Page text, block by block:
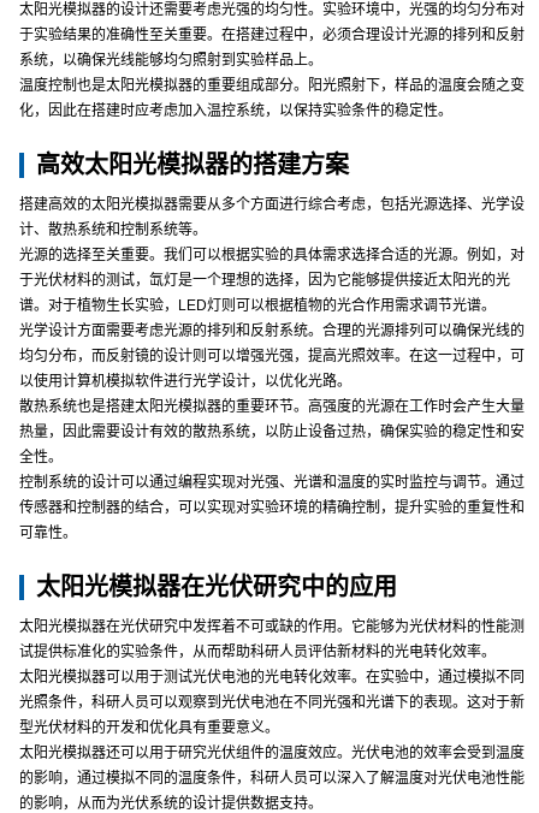
太阳光模拟器的设计还需要考虑光强的均匀性。实验环境中，光强的均匀分布对
于实验结果的准确性至关重要。在搭建过程中，必须合理设计光源的排列和反射
系统，以确保光线能够均匀照射到实验样品上。
温度控制也是太阳光模拟器的重要组成部分。阳光照射下，样品的温度会随之变
化，因此在搭建时应考虑加入温控系统，以保持实验条件的稳定性。
高效太阳光模拟器的搭建方案
搭建高效的太阳光模拟器需要从多个方面进行综合考虑，包括光源选择、光学设
计、散热系统和控制系统等。
光源的选择至关重要。我们可以根据实验的具体需求选择合适的光源。例如，对
于光伏材料的测试，氙灯是一个理想的选择，因为它能够提供接近太阳光的光
谱。对于植物生长实验，LED灯则可以根据植物的光合作用需求调节光谱。
光学设计方面需要考虑光源的排列和反射系统。合理的光源排列可以确保光线的
均匀分布，而反射镜的设计则可以增强光强，提高光照效率。在这一过程中，可
以使用计算机模拟软件进行光学设计，以优化光路。
散热系统也是搭建太阳光模拟器的重要环节。高强度的光源在工作时会产生大量
热量，因此需要设计有效的散热系统，以防止设备过热，确保实验的稳定性和安
全性。
控制系统的设计可以通过编程实现对光强、光谱和温度的实时监控与调节。通过
传感器和控制器的结合，可以实现对实验环境的精确控制，提升实验的重复性和
可靠性。
太阳光模拟器在光伏研究中的应用
太阳光模拟器在光伏研究中发挥着不可或缺的作用。它能够为光伏材料的性能测
试提供标准化的实验条件，从而帮助科研人员评估新材料的光电转化效率。
太阳光模拟器可以用于测试光伏电池的光电转化效率。在实验中，通过模拟不同
光照条件，科研人员可以观察到光伏电池在不同光强和光谱下的表现。这对于新
型光伏材料的开发和优化具有重要意义。
太阳光模拟器还可以用于研究光伏组件的温度效应。光伏电池的效率会受到温度
的影响，通过模拟不同的温度条件，科研人员可以深入了解温度对光伏电池性能
的影响，从而为光伏系统的设计提供数据支持。